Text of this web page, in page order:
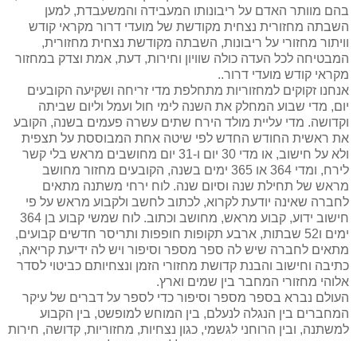
בהם מוותר האדם על ריבונותו המעבידה והמשעבדת, למען
השבתה מחזורית נצחית מקודשת של מועדי דרור מקראי קודש
וויתור מחזורי על ריבונות, השבתה מקודשת נצחית מחזורית,
המבטיחה לכל העדה כולה שוויון וחירות, דעת, אמת וצדק במחזור
מקראי קודש מועדי דרור..
אנחנו זקוקים למחזוריות מתחלפת מדי זריחה ושקיעה הקובעים
יום, מדי שבוע המחלק את השנה לימי חול ועמל וליום שביתה
וקדושה. מדי עליית מולד הירח שתים עשרה פעמים בשנה, הקובע
את ראשית החודש החדש לפי שיטה אחת המבוססת על תצפית
ולא על חישוב, או מדי 30 יום ו-31 יום מחושבים מראש בלי קשר
לירח, ומדי 364 או 365 ימים בשנה, הקובעים מחזור מחושב
מראש של תחילת שנה וסיום שנה. לוח ירחי משתנה מתאים
לחברה שאינה יודעת לקרוא, לכתוב לחשב ולקבוע מראש על פי
חישוב ידוע, קבוע מראש, מחושב וכתוב. לוח שמשי קבוע בן 364
ימים ו52 שבתות, ארבע תקופות חופפות ותריסר חדשים קבועים,
מתאים לחברה שיש לה ספר מספר וסיפור ויש לה ידיעת קריאה,
כתיבה וחישוב והבנת קדושת מחזורי הזמן ונצחיותם כביטוי לסדר
אלוהי מחזורי המחבר בין שמים וארץ.
העולם נברא בספר מספר וסיפור כדי לספר על דברים של עיקר
המחברים בין הנגלה לנעלם, בין המוחש למופשט, בין הקבוע
למשתנה, ובין הרוחני לגשמי, כגון נצחיות, מחזוריות, קדושה, חירות